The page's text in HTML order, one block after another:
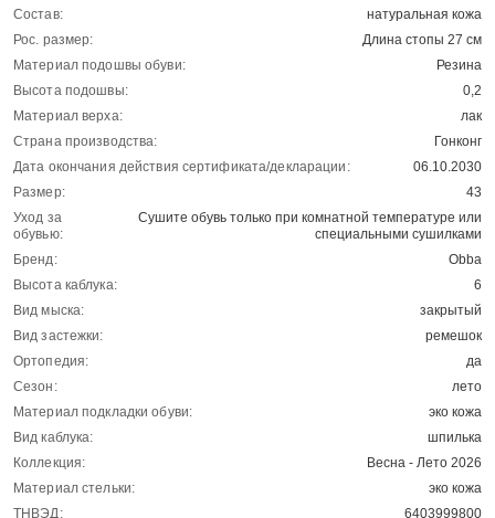
Состав:
натуральная кожа
Рос. размер:
Длина стопы 27 см
Материал подошвы обуви:
Резина
Высота подошвы:
0,2
Материал верха:
лак
Страна производства:
Гонконг
Дата окончания действия сертификата/декларации:
06.10.2030
Размер:
43
Уход за
обувью:
Сушите обувь только при комнатной температуре или
специальными сушилками
Бренд:
Obba
Высота каблука:
6
Вид мыска:
закрытый
Вид застежки:
ремешок
Ортопедия:
да
Сезон:
лето
Материал подкладки обуви:
эко кожа
Вид каблука:
шпилька
Коллекция:
Весна - Лето 2026
Материал стельки:
эко кожа
ТНВЭД:
6403999800